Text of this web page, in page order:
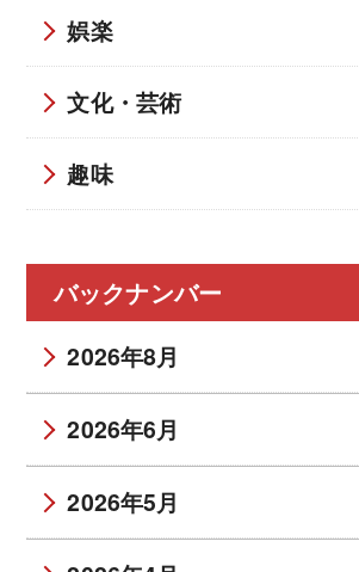
娯楽
文化・芸術
趣味
バックナンバー
2026年8月
2026年6月
2026年5月